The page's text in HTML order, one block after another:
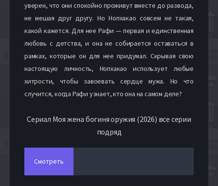
уверен, что они спокойно проживут вместе до развода,
не мешая друг другу. Но Нопхакао совсем не такая,
какой кажется. Для нее Рафи — первая и единственная
любовь с детства, и она не собирается оставаться в
рамках, которые он для нее придумал. Скрывая свою
настоящую личность, Нопхакао использует любые
хитрости, чтобы завоевать сердце мужа. Но что
случится, когда Рафи узнает, кто она на самом деле?
Сериал Моя жена богиня оружия (2026) все серии
подряд
Смотреть